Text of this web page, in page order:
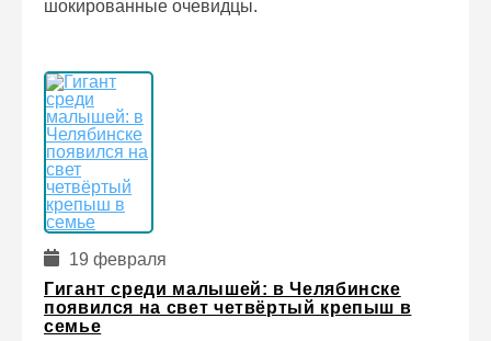
шокированные очевидцы.
19 февраля
Гигант среди малышей: в Челябинске
появился на свет четвёртый крепыш в
семье